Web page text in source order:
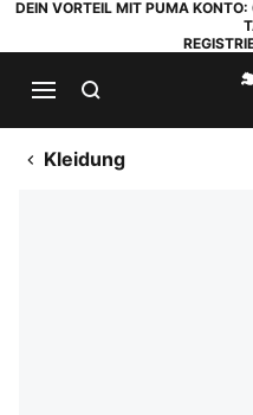
DEIN VORTEIL MIT PUMA
Kleidung